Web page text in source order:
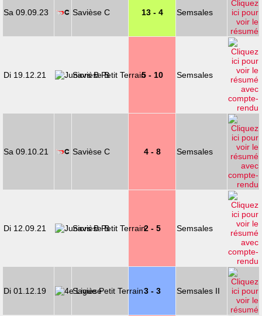
Sa 09.09.23 Savièse C 13 - 4 Semsales
Di 19.12.21 Savièse B 5 - 10 Semsales
Sa 09.10.21 Savièse C 4 - 8 Semsales
Di 12.09.21 Savièse B 2 - 5 Semsales
Di 01.12.19 Savièse 3 - 3 Semsales II